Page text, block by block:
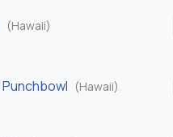
(Hawaii)
(Hawaii)